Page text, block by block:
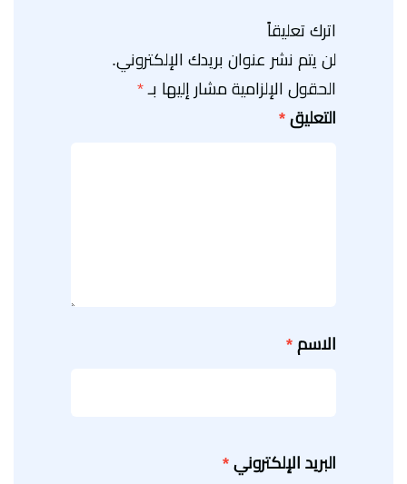
اترك تعليقاً
لن يتم نشر عنوان بريدك الإلكتروني.
الحقول الإلزامية مشار إليها بـ *
التعليق *
الاسم *
البريد الإلكتروني *